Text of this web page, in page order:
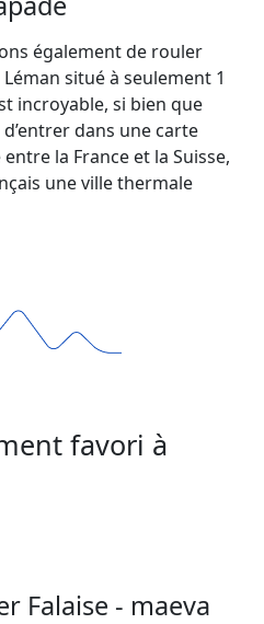
également de rouler
situé à seulement 1
incroyable, si bien que
dans une carte
la France et la Suisse,
une ville thermale
favori à
Falaise - maeva